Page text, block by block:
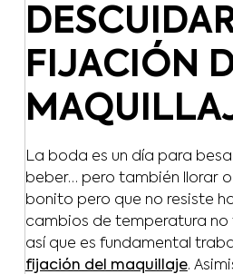
FIJACIÓN
La boda es un día para
beber… pero también llorar o
bonito pero que no resiste
cambios de temperatura no
así que es fundamental
fijación del maquillaje.